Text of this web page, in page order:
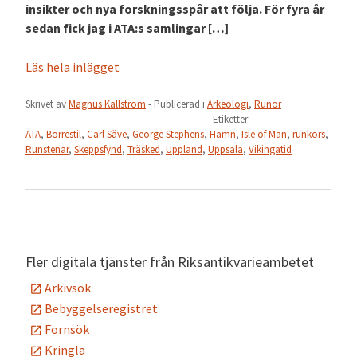
insikter och nya forskningsspår att följa. För fyra år
sedan fick jag i ATA:s samlingar […]
Läs hela inlägget
Skrivet avMagnus Källström - Publicerad i Arkeologi, Runor
- Etiketter
ATA, Borrestil, Carl Säve, George Stephens, Hamn, Isle of Man, runkors,
Runstenar, Skeppsfynd, Träsked, Uppland, Uppsala, Vikingatid
Fler digitala tjänster från Riksantikvarieämbetet
Arkivsök
Bebyggelseregistret
Fornsök
Kringla